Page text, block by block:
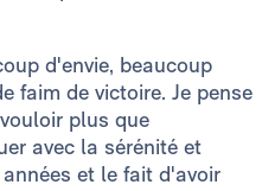
d'envie, beaucoup
faim de victoire. Je pense
plus que
avec la sérénité et
et le fait d'avoir